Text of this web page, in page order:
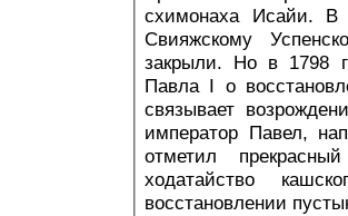
схимонаха Исайи. В
Свияжскому
закрыли. Но в 1798
Павла I о
связывает
император Павел,
отметил
ходатайство
восстановлении